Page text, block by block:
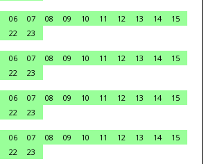
06 07 08 09 10 11 12 13 14
15
22
23
06 07 08 09 10 11 12 13 14
15
22
23
06 07 08 09 10 11 12 13 14
15
22
23
06 07 08 09 10 11 12 13 14
15
22
23